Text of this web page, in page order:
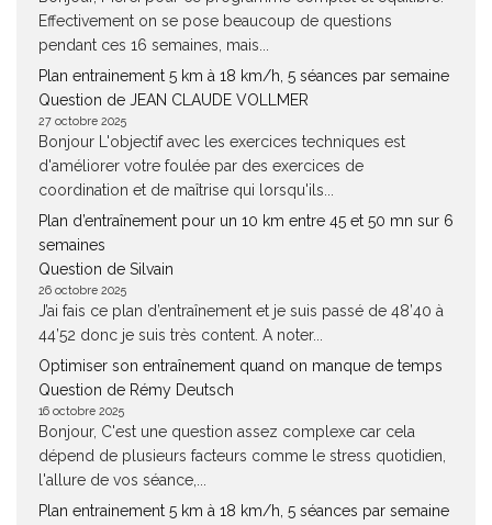
Effectivement on se pose beaucoup de questions
pendant ces 16 semaines, mais...
Plan entrainement 5 km à 18 km/h, 5 séances par semaine
Question de JEAN CLAUDE VOLLMER
27 octobre 2025
Bonjour L'objectif avec les exercices techniques est
d'améliorer votre foulée par des exercices de
coordination et de maîtrise qui lorsqu'ils...
Plan d’entraînement pour un 10 km entre 45 et 50 mn sur 6
semaines
Question de Silvain
26 octobre 2025
J’ai fais ce plan d’entraînement et je suis passé de 48’40 à
44’52 donc je suis très content. A noter...
Optimiser son entraînement quand on manque de temps
Question de Rémy Deutsch
16 octobre 2025
Bonjour, C'est une question assez complexe car cela
dépend de plusieurs facteurs comme le stress quotidien,
l'allure de vos séance,...
Plan entrainement 5 km à 18 km/h, 5 séances par semaine